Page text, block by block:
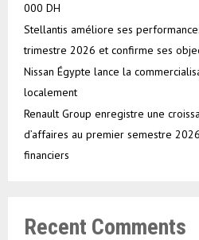
000 DH
Stellantis améliore ses
trimestre 2026 et confirme ses
Nissan Égypte lance la
localement
Renault Group enregistre une
d’affaires au premier semestre
financiers
Recent Comments